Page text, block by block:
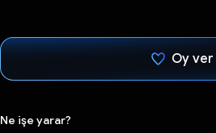
Oy ver
Ne işe yarar?